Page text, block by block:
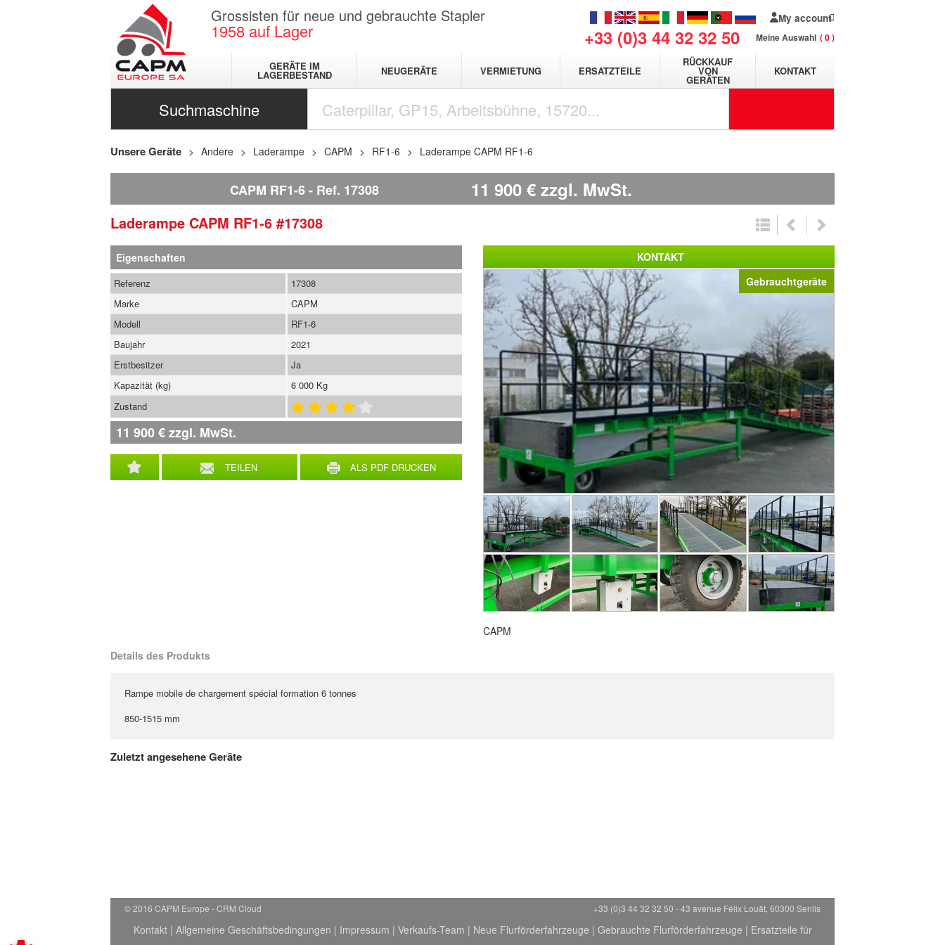
Grossisten für neue und gebrauchte Stapler
1958 auf Lager +33 (0)3 44 32 32 50
My account
Meine Auswahl 0
GERÄTE IM
LAGERBESTAND NEUGERÄTE VERMIETUNG ERSATZTEILE
RÜCKKAUF
VON
GERÄTEN
KONTAKT
Suchmaschine
Unsere Geräte Andere Laderampe CAPM RF1-6 Laderampe CAPM RF1-6
CAPM RF1-6 Ref. 17308 11 900 € zzgl. MwSt.
Laderampe CAPM RF1-6 #17308
Gebrauchtgeräte
CAPM
Eigenschaften
TEILEN ALS PDF DRUCKEN
Referenz
17308
Marke
CAPM
Modell
RF1-6
Baujahr
2021
Erstbesitzer
Ja
Kapazität (kg)
6 000 Kg
Zustand
11 900€zzgl. MwSt.
Details des Produkts
Rampe mobile de chargement spécial formation 6 tonnes
850-1515 mm
KONTAKT
Zuletzt angesehene Geräte
© 2016 CAPM Europe CRM Cloud +33 (0)3 44 32 32 50 - 43 avenue Félix Louât, 60300 Senlis
Kontakt| Allgemeine Geschäftsbedingungen | Impressum | Verkaufs-Team | Neue Flurförderfahrzeuge | Gebrauchte Flurförderfahrzeuge | Ersatzteile für